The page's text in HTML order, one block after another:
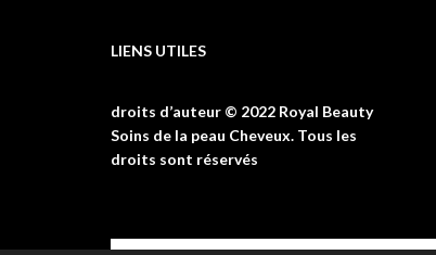
LIENS UTILES
droits d’auteur © 2022 Royal Beauty
Soins de la peau Cheveux. Tous les
droits sont réservés